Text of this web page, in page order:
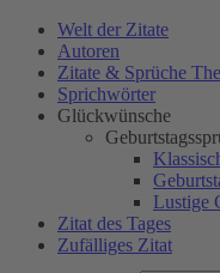
Welt der Zitate
Autoren
Zitate & Sprüche
Sprichwörter
Glückwünsche
Lustige
Zitat des Tages
Zufälliges Zitat